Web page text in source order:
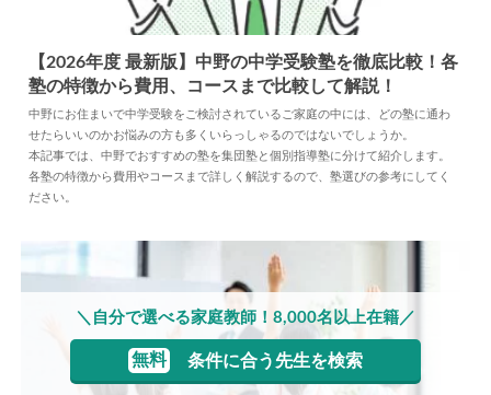
塾 2025.03.31
【2026年度 最新版】中野の中学受験塾を徹底比較！各
塾の特徴から費用、コースまで比較して解説！
中野にお住まいで中学受験をご検討されているご家庭の中には、どの塾に通わ
せたらいいのかお悩みの方も多くいらっしゃるのではないでしょうか。
本記事では、中野でおすすめの塾を集団塾と個別指導塾に分けて紹介します。
各塾の特徴から費用やコースまで詳しく解説するので、塾選びの参考にしてく
ださい。
＼自分で選べる家庭教師！8,000名以上在籍／
無料 条件に合う先生を検索